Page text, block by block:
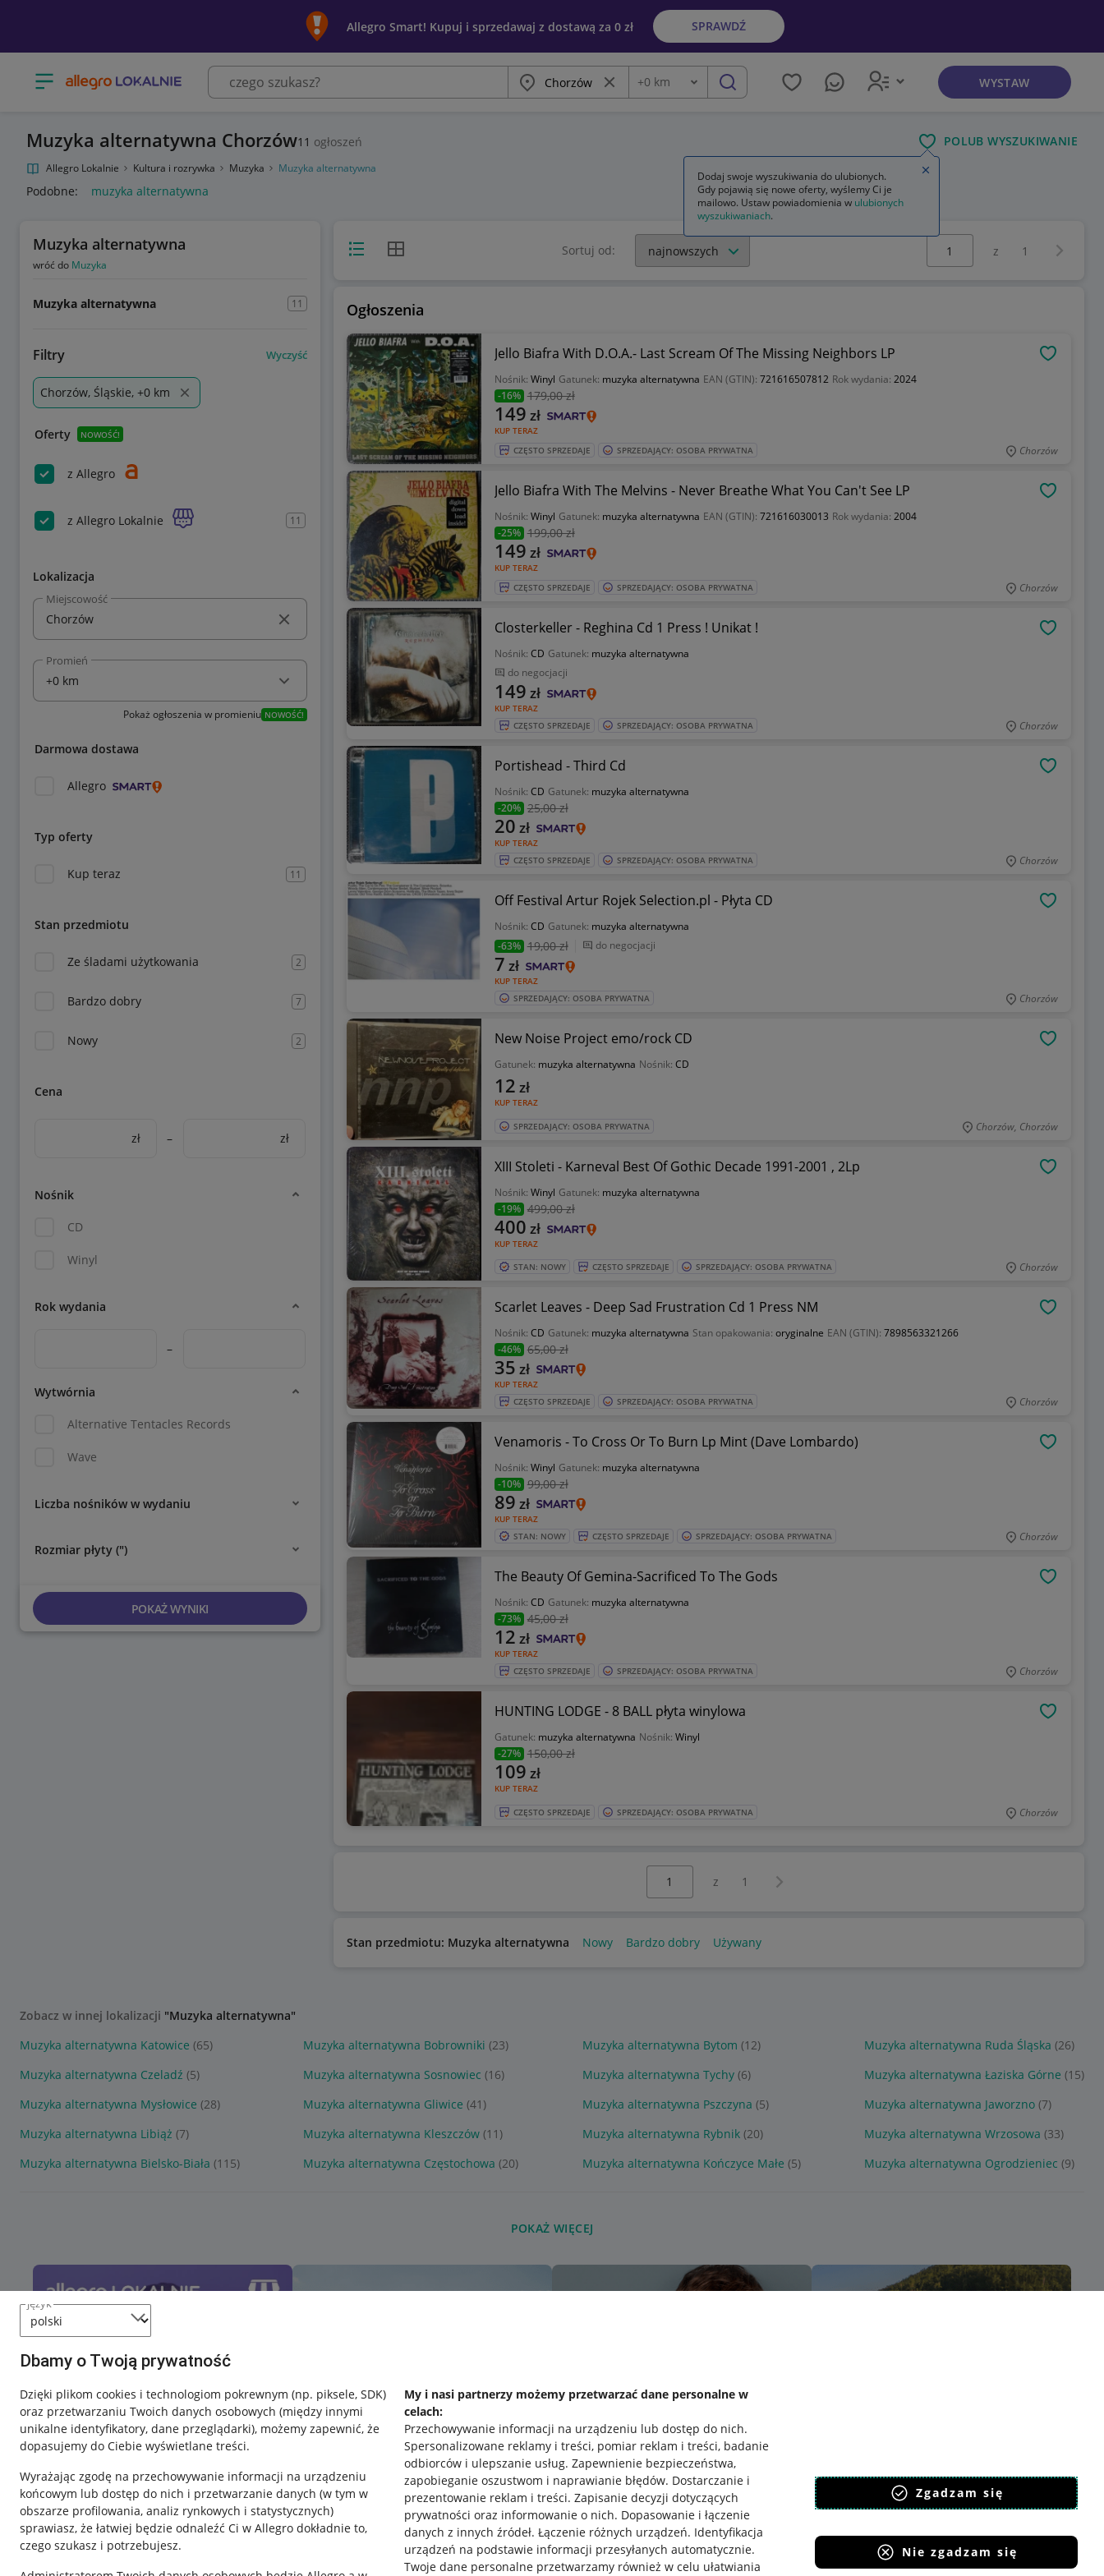
język
Dbamy o Twoją prywatność
Dzięki plikom cookies i technologiom pokrewnym (np. piksele, SDK)
oraz przetwarzaniu Twoich danych osobowych (między innymi
unikalne identyfikatory, dane przeglądarki), możemy zapewnić, że
dopasujemy do Ciebie wyświetlane treści.
Wyrażając zgodę na przechowywanie informacji na urządzeniu
końcowym lub dostęp do nich i przetwarzanie danych (w tym w
obszarze profilowania, analiz rynkowych i statystycznych)
sprawiasz, że łatwiej będzie odnaleźć Ci w Allegro dokładnie to,
czego szukasz i potrzebujesz.
My i nasi partnerzy możemy przetwarzać dane personalne w
celach:
Przechowywanie informacji na urządzeniu lub dostęp do nich.
Spersonalizowane reklamy i treści, pomiar reklam i treści, badanie
odbiorców i ulepszanie usług. Zapewnienie bezpieczeństwa,
zapobieganie oszustwom i naprawianie błędów. Dostarczanie i
prezentowanie reklam i treści. Zapisanie decyzji dotyczących
prywatności oraz informowanie o nich. Dopasowanie i łączenie
danych z innych źródeł. Łączenie różnych urządzeń. Identyfikacja
urządzeń na podstawie informacji przesyłanych automatycznie.
Twoje dane personalne przetwarzamy również w celu ułatwiania
Zgadzam się
Nie zgadzam się
Allegro Smart! Kupuj i sprzedawaj z dostawą za 0 zł SPRAWDŹ
Otwórz menu z kategoriami Miasto Wyczyść frazę
Odległość
+0 km szukaj WYSTAW
Muzyka alternatywna Chorzów11 ogłoszeń POLUB WYSZUKIWANIE
Allegro Lokalnie Kultura i rozrywka Muzyka Muzyka alternatywna
Podobne: muzyka alternatywna
Muzyka alternatywna
wróć do Muzyka
Muzyka alternatywna 11
Filtry Wyczyść
Chorzów, Śląskie, +0 km
Oferty NOWOŚĆ!
z Allegro
z Allegro Lokalnie 11
Lokalizacja
Miejscowość
Promień
Pokaż ogłoszenia w promieniu NOWOŚĆ!
Darmowa dostawa
Allegro
Typ oferty
Kup teraz 11
Stan przedmiotu
Ze śladami użytkowania 2
Bardzo dobry 7
Nowy 2
Cena
zł – zł
Nośnik
CD
Winyl
Rok wydania
–
Wytwórnia
Alternative Tentacles Records
Wave
Liczba nośników w wydaniu
Rozmiar płyty (")
POKAŻ WYNIKI
Widok listyWidok siatki Sortuj od:
Wybierz stronę:
z 1
Ogłoszenia
Jello Biafra With D.O.A.- Last Scream Of The Missing Neighbors LP
Nośnik: Winyl Gatunek: muzyka alternatywna EAN (GTIN): 721616507812 Rok wydania: 2024
-16% 179,00 zł
KUP TERAZ
149 zł
CZĘSTO SPRZEDAJE SPRZEDAJĄCY: OSOBA PRYWATNA Chorzów
Jello Biafra With The Melvins - Never Breathe What You Can't See LP
Nośnik: Winyl Gatunek: muzyka alternatywna EAN (GTIN): 721616030013 Rok wydania: 2004
-25% 199,00 zł
KUP TERAZ
149 zł
CZĘSTO SPRZEDAJE SPRZEDAJĄCY: OSOBA PRYWATNA Chorzów
Closterkeller - Reghina Cd 1 Press ! Unikat !
Nośnik: CD Gatunek: muzyka alternatywna
do negocjacji
KUP TERAZ
149 zł
CZĘSTO SPRZEDAJE SPRZEDAJĄCY: OSOBA PRYWATNA Chorzów
Portishead - Third Cd
Nośnik: CD Gatunek: muzyka alternatywna
-20% 25,00 zł
KUP TERAZ
20 zł
CZĘSTO SPRZEDAJE SPRZEDAJĄCY: OSOBA PRYWATNA Chorzów
Off Festival Artur Rojek Selection.pl - Płyta CD
Nośnik: CD Gatunek: muzyka alternatywna
-63% 19,00 zł do negocjacji
KUP TERAZ
7 zł
SPRZEDAJĄCY: OSOBA PRYWATNA Chorzów
New Noise Project emo/rock CD
Gatunek: muzyka alternatywna Nośnik: CD
KUP TERAZ
12 zł
SPRZEDAJĄCY: OSOBA PRYWATNA Chorzów, Chorzów
XIII Stoleti - Karneval Best Of Gothic Decade 1991-2001 , 2Lp
Nośnik: Winyl Gatunek: muzyka alternatywna
-19% 499,00 zł
KUP TERAZ
400 zł
STAN: NOWY CZĘSTO SPRZEDAJE SPRZEDAJĄCY: OSOBA PRYWATNA Chorzów
Scarlet Leaves - Deep Sad Frustration Cd 1 Press NM
Nośnik: CD Gatunek: muzyka alternatywna Stan opakowania: oryginalne EAN (GTIN): 7898563321266
-46% 65,00 zł
KUP TERAZ
35 zł
CZĘSTO SPRZEDAJE SPRZEDAJĄCY: OSOBA PRYWATNA Chorzów
Venamoris - To Cross Or To Burn Lp Mint (Dave Lombardo)
Nośnik: Winyl Gatunek: muzyka alternatywna
-10% 99,00 zł
KUP TERAZ
89 zł
STAN: NOWY CZĘSTO SPRZEDAJE SPRZEDAJĄCY: OSOBA PRYWATNA Chorzów
The Beauty Of Gemina-Sacrificed To The Gods
Nośnik: CD Gatunek: muzyka alternatywna
-73% 45,00 zł
KUP TERAZ
12 zł
CZĘSTO SPRZEDAJE SPRZEDAJĄCY: OSOBA PRYWATNA Chorzów
HUNTING LODGE - 8 BALL płyta winylowa
Gatunek: muzyka alternatywna Nośnik: Winyl
-27% 150,00 zł
KUP TERAZ
109 zł
CZĘSTO SPRZEDAJE SPRZEDAJĄCY: OSOBA PRYWATNA Chorzów
z 1 Następna strona
Stan przedmiotu: Muzyka alternatywna Nowy Bardzo dobry Używany
Zobacz w innej lokalizacji "Muzyka alternatywna"
Muzyka alternatywna Katowice (65) Muzyka alternatywna Bobrowniki (23) Muzyka alternatywna Bytom (12) Muzyka alternatywna Ruda Śląska (26)
Muzyka alternatywna Czeladź (5) Muzyka alternatywna Sosnowiec (16) Muzyka alternatywna Tychy (6) Muzyka alternatywna Łaziska Górne (15)
Muzyka alternatywna Mysłowice (28) Muzyka alternatywna Gliwice (41) Muzyka alternatywna Pszczyna (5) Muzyka alternatywna Jaworzno (7)
Muzyka alternatywna Libiąż (7) Muzyka alternatywna Kleszczów (11) Muzyka alternatywna Rybnik (20) Muzyka alternatywna Wrzosowa (33)
Muzyka alternatywna Bielsko-Biała (115) Muzyka alternatywna Częstochowa (20) Muzyka alternatywna Kończyce Małe (5) Muzyka alternatywna Ogrodzieniec (9)
POKAŻ WIĘCEJ
Przydatne informacje Pobierz aplikację
Dodaj swoje wyszukiwania do ulubionych.
Gdy pojawią się nowe oferty, wyślemy Ci je
mailowo. Ustaw powiadomienia w ulubionych
wyszukiwaniach.
Zamknij wskazówkę